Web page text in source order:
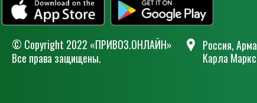
Россия,
Карла
© Сopyright 2022 «ПРИВОЗ.ОНЛАЙН»
Все права защищены.